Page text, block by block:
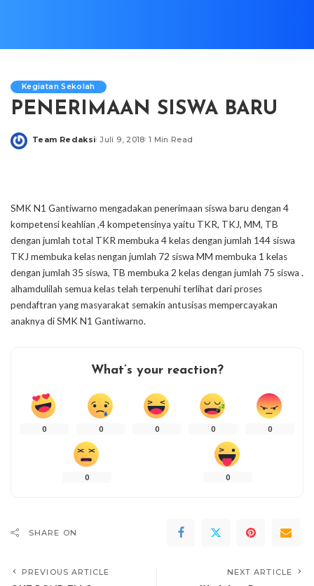
Kegiatan Sekolah
PENERIMAAN SISWA BARU
Posted
Team Redaksi Juli 9, 2018 1 Min Read
SMK N1 Gantiwarno mengadakan penerimaan siswa baru dengan 4
kompetensi keahlian ,4 kompetensinya yaitu TKR, TKJ, MM, TB
dengan jumlah total TKR membuka 4 kelas dengan jumlah 144 siswa
TKJ membuka kelas nengan jumlah 72 siswa MM membuka 1 kelas
dengan jumlah 35 siswa, TB membuka 2 kelas dengan jumlah 75 siswa .
alhamdulilah semua kelas telah terpenuhi terlihat dari proses
pendaftran yang masyarakat semakin antusisas mempercayakan
anaknya di SMK N1 Gantiwarno.
What’s your reaction?
0 0 0 0 0
0 0
SHARE ON
PREVIOUS ARTICLE NEXT ARTICLE